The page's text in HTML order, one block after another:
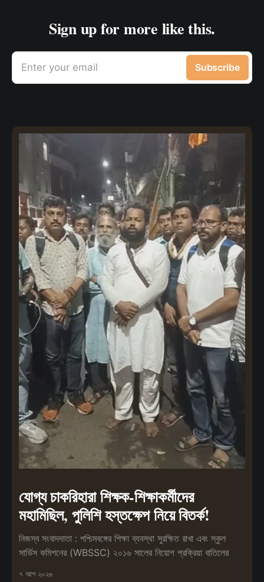
Sign up for more like this.
Enter your email Subscribe
যোগ্য চাকরিহারা শিক্ষক-শিক্ষাকর্মীদের
মহামিছিল, পুলিশি হস্তক্ষেপ নিয়ে বিতর্ক!
নিজস্ব সংবাদদাতা : পশ্চিমবঙ্গের শিক্ষা ব্যবস্থা সুরক্ষিত রাখা এবং স্কুল
সার্ভিস কমিশনের (WBSSC) ২০১৬ সালের নিয়োগ প্রক্রিয়া বাতিলের
৭ আগ ২০২৬